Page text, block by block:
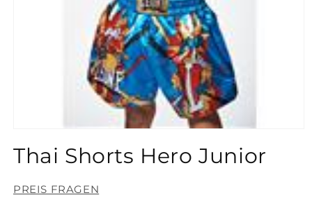
Modal
Thai Shorts Hero Junior
PREIS FRAGEN